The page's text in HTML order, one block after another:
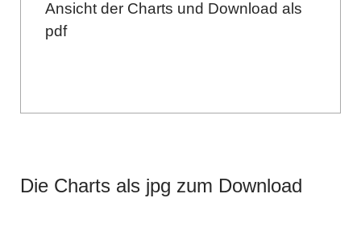
Ansicht der Charts und Download als
pdf
Die Charts als jpg zum Download